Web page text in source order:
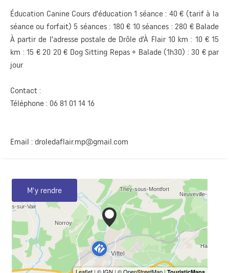
Éducation Canine Cours d’éducation 1 séance : 40 € (tarif à la
séance ou forfait) 5 séances : 180 € 10 séances : 280 € Balade
À partir de l’adresse postale de Drôle d’À Flair 10 km : 10 € 15
km : 15 € 20 20 € Dog Sitting Repas + Balade (1h30) : 30 € par
jour
Contact :
Téléphone : 06 81 01 14 16
Email : droledaflair.mp@gmail.com
M'y rendre